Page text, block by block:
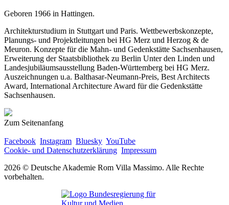
Geboren 1966 in Hattingen.
Architekturstudium in Stuttgart und Paris. Wettbewerbskonzepte,
Planungs- und Projektleitungen bei HG Merz und Herzog & de
Meuron. Konzepte für die Mahn- und Gedenkstätte Sachsenhausen,
Erweiterung der Staatsbibliothek zu Berlin Unter den Linden und
Landesjubiläumsausstellung Baden-Württemberg bei HG Merz.
Auszeichnungen u.a. Balthasar-Neumann-Preis, Best Architects
Award, International Architecture Award für die Gedenkstätte
Sachsenhausen.
Zum Seitenanfang
Facebook Instagram Bluesky YouTube
Cookie- und Datenschutzerklärung Impressum
2026 © Deutsche Akademie Rom Villa Massimo. Alle Rechte
vorbehalten.